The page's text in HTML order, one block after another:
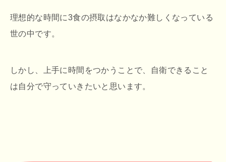
理想的な時間に3食の摂取はなかなか難しくなっている
世の中です。
しかし、上手に時間をつかうことで、自衛できること
は自分で守っていきたいと思います。